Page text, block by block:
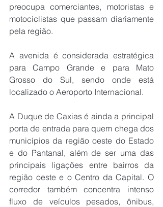
preocupa comerciantes, motoristas e
motociclistas que passam diariamente
pela região.
A avenida é considerada estratégica
para Campo Grande e para Mato
Grosso do Sul, sendo onde está
localizado o Aeroporto Internacional.
A Duque de Caxias é ainda a principal
porta de entrada para quem chega dos
municípios da região oeste do Estado
e do Pantanal, além de ser uma das
principais ligações entre bairros da
região oeste e o Centro da Capital. O
corredor também concentra intenso
fluxo de veículos pesados, ônibus,